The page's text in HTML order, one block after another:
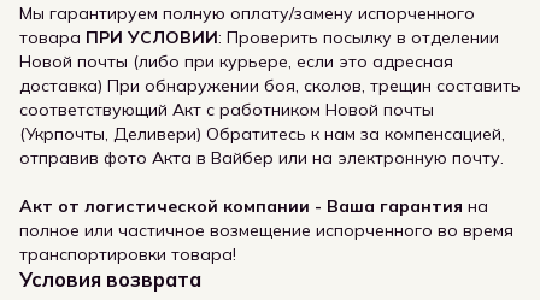
Мы гарантируем полную оплату/замену испорченного
товара ПРИ УСЛОВИИ: Проверить посылку в отделении
Новой почты (либо при курьере, если это адресная
доставка) При обнаружении боя, сколов, трещин составить
соответствующий Акт с работником Новой почты
(Укрпочты, Деливери) Обратитесь к нам за компенсацией,
отправив фото Акта в Вайбер или на электронную почту.
Акт от логистической компании - Ваша гарантия на
полное или частичное возмещение испорченного во время
транспортировки товара!
Условия возврата